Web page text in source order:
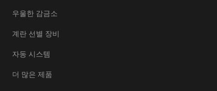
우울한 감금소
계란 선별 장비
자동 시스템
더 많은 제품